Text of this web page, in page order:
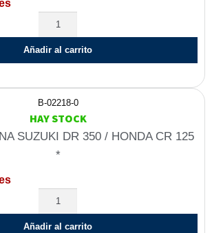
Añadir al carrito
B-02218-0
HAY STOCK
SUZUKI DR 350 / HONDA CR 125
*
Añadir al carrito